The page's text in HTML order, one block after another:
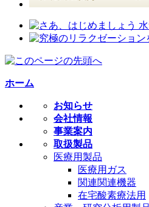
ホーム
お知らせ
会社情報
事業案内
取扱製品
医療用製品
医療用ガス
関連関連機器
在宅酸素療法用